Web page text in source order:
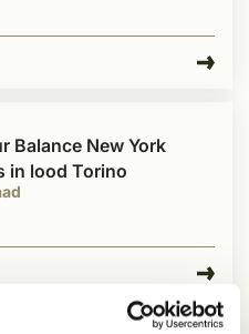
Balance New York
in lood Torino